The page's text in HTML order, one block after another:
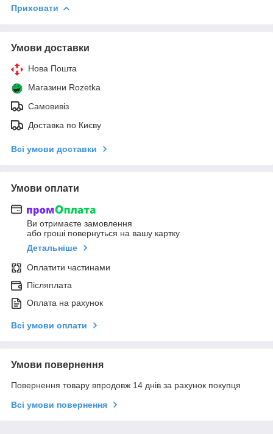
Приховати
Умови доставки
Нова Пошта
Магазини Rozetka
Самовивіз
Доставка по Києву
Всі умови доставки
Умови оплати
Ви отримаєте замовлення
або гроші повернуться на вашу картку
Детальніше
Оплатити частинами
Післяплата
Оплата на рахунок
Всі умови оплати
Умови повернення
Повернення товару впродовж 14 днів за рахунок покупця
Всі умови повернення